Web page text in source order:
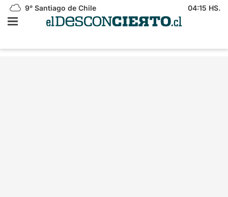
9° Santiago de Chile 04:15 HS.